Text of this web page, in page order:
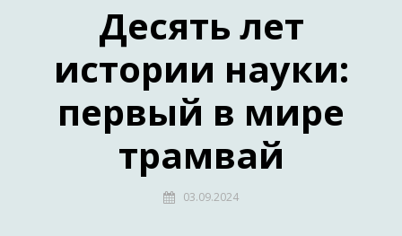
Десять лет
истории науки:
первый в мире
трамвай
03.09.2024